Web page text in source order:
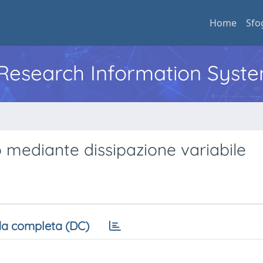
Home
Information
dissipazione variabile
completa (DC)